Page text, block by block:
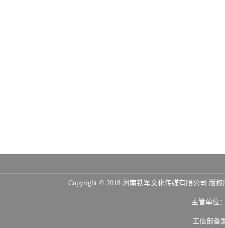
Copyright © 2018 河南铁军文化传媒有限公司 版
主管单位
工信部备